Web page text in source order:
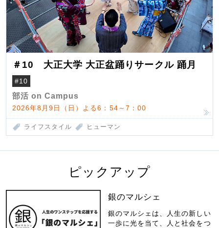
＃10 大正大学 大正盆踊りサークル 踊月
#10
部活 on Campus
2026年8月9日（日）よる6：54～7：00
ライフスタイル ヒューマン
ピックアップ
銀のマルシェ
銀のマルシェは、人生の新しい
一歩に光を当て、人と社会をつ